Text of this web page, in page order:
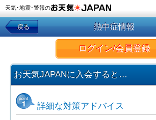
天気･地震･警報の
戻る 熱中症情報
ログイン/会員登録
お天気JAPANに入会すると…
詳細な対策アドバイス